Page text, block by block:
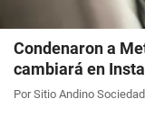
Condenaron a
cambiará en
Por Sitio Andino Sociedad